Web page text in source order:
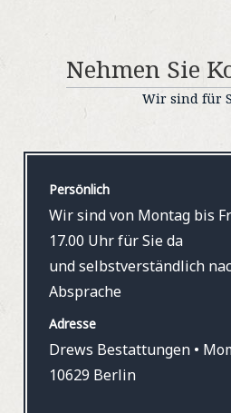
Nehmen Sie
Wir sind für
Persönlich
Wir sind von Montag bis
17.00 Uhr für Sie da
und selbstverständlich
Absprache
Adresse
Drews Bestattungen •
10629 Berlin